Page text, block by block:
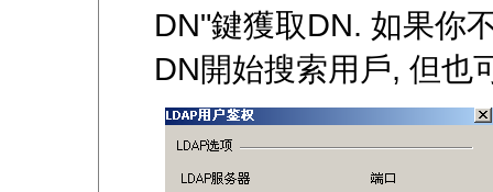
DN"鍵獲取DN. 如果你
DN開始搜索用戶, 但也